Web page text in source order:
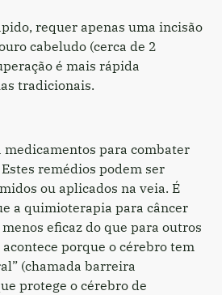
requer apenas uma incisão
cabeludo (cerca de 2
é mais rápida
tradicionais.
para combater
remédios podem ser
ou aplicados na veia. É
a quimioterapia para câncer
eficaz do que para outros
porque o cérebro tem
(chamada barreira
protege o cérebro de